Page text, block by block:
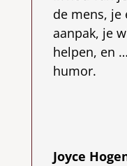
de mens, je
aanpak, je
helpen, en
humor.
Joyce